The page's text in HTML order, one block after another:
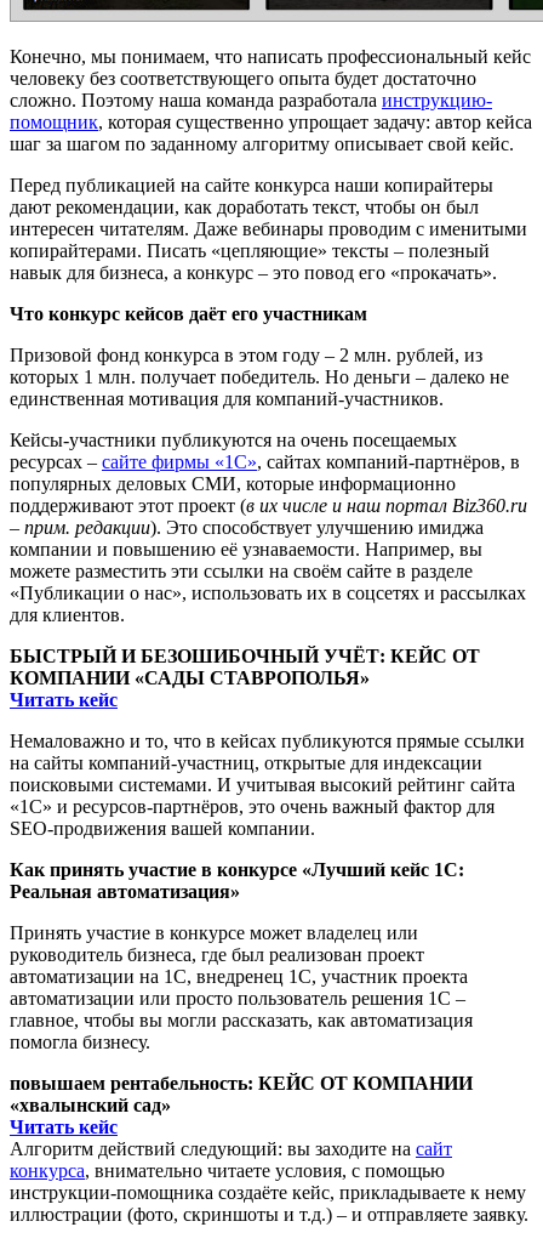
Конечно, мы понимаем, что написать профессиональный кейс
человеку без соответствующего опыта будет достаточно
сложно. Поэтому наша команда разработала инструкцию-
помощник, которая существенно упрощает задачу: автор кейса
шаг за шагом по заданному алгоритму описывает свой кейс.
Перед публикацией на сайте конкурса наши копирайтеры
дают рекомендации, как доработать текст, чтобы он был
интересен читателям. Даже вебинары проводим с именитыми
копирайтерами. Писать «цепляющие» тексты – полезный
навык для бизнеса, а конкурс – это повод его «прокачать».
Что конкурс кейсов даёт его участникам
Призовой фонд конкурса в этом году – 2 млн. рублей, из
которых 1 млн. получает победитель. Но деньги – далеко не
единственная мотивация для компаний-участников.
Кейсы-участники публикуются на очень посещаемых
ресурсах – сайте фирмы «1С», сайтах компаний-партнёров, в
популярных деловых СМИ, которые информационно
поддерживают этот проект (в их числе и наш портал Biz360.ru
– прим. редакции). Это способствует улучшению имиджа
компании и повышению её узнаваемости. Например, вы
можете разместить эти ссылки на своём сайте в разделе
«Публикации о нас», использовать их в соцсетях и рассылках
для клиентов.
БЫСТРЫЙ И БЕЗОШИБОЧНЫЙ УЧЁТ: КЕЙС ОТ
КОМПАНИИ «САДЫ СТАВРОПОЛЬЯ»
Читать кейс
Немаловажно и то, что в кейсах публикуются прямые ссылки
на сайты компаний-участниц, открытые для индексации
поисковыми системами. И учитывая высокий рейтинг сайта
«1С» и ресурсов-партнёров, это очень важный фактор для
SEO-продвижения вашей компании.
Как принять участие в конкурсе «Лучший кейс 1С:
Реальная автоматизация»
Принять участие в конкурсе может владелец или
руководитель бизнеса, где был реализован проект
автоматизации на 1С, внедренец 1С, участник проекта
автоматизации или просто пользователь решения 1С –
главное, чтобы вы могли рассказать, как автоматизация
помогла бизнесу.
повышаем рентабельность: КЕЙС ОТ КОМПАНИИ
«хвалынский сад»
Читать кейс
Алгоритм действий следующий: вы заходите на сайт
конкурса, внимательно читаете условия, с помощью
инструкции-помощника создаёте кейс, прикладываете к нему
иллюстрации (фото, скриншоты и т.д.) – и отправляете заявку.